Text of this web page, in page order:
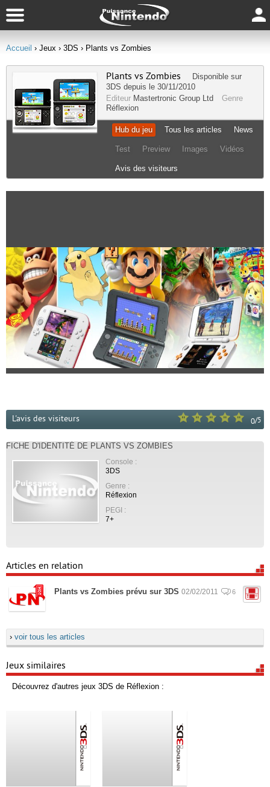
Accueil › Jeux › 3DS › Plants vs Zombies
Plants vs Zombies
Disponible sur
3DS depuis le 30/11/2010
Editeur Mastertronic Group Ltd
Genre
Réflexion
Hub du jeu Tous les articles News
Test Preview Images Vidéos
Avis des visiteurs
0/5
L'avis des visiteurs
FICHE D'IDENTITÉ DE PLANTS VS ZOMBIES
Console :
3DS
Genre :
Réflexion
PEGI :
7+
Articles en relation
Plants vs Zombies prévu sur 3DS 02/02/2011 6
› voir tous les articles
Jeux similaires
Découvrez d'autres jeux 3DS de Réflexion :